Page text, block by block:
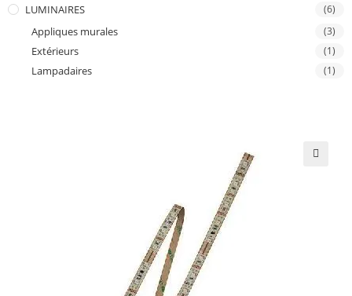
LUMINAIRES (6)
Appliques murales (3)
Extérieurs (1)
Lampadaires (1)